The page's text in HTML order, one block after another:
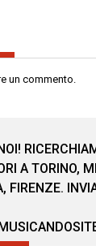
un commento.
A TORINO,
FIRENZE.